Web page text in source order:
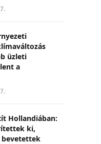
üzleti
a
Hollandiában:
ki,